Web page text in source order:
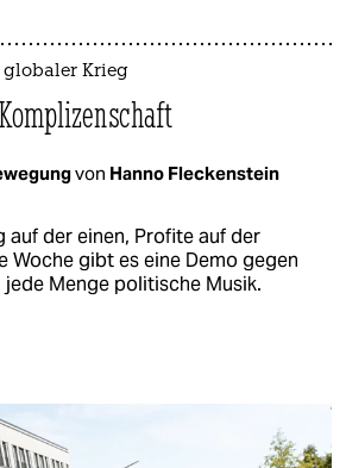
globaler Krieg
von Hanno Fleckenstein
auf der einen, Profite auf der
Woche gibt es eine Demo gegen
Menge politische Musik.